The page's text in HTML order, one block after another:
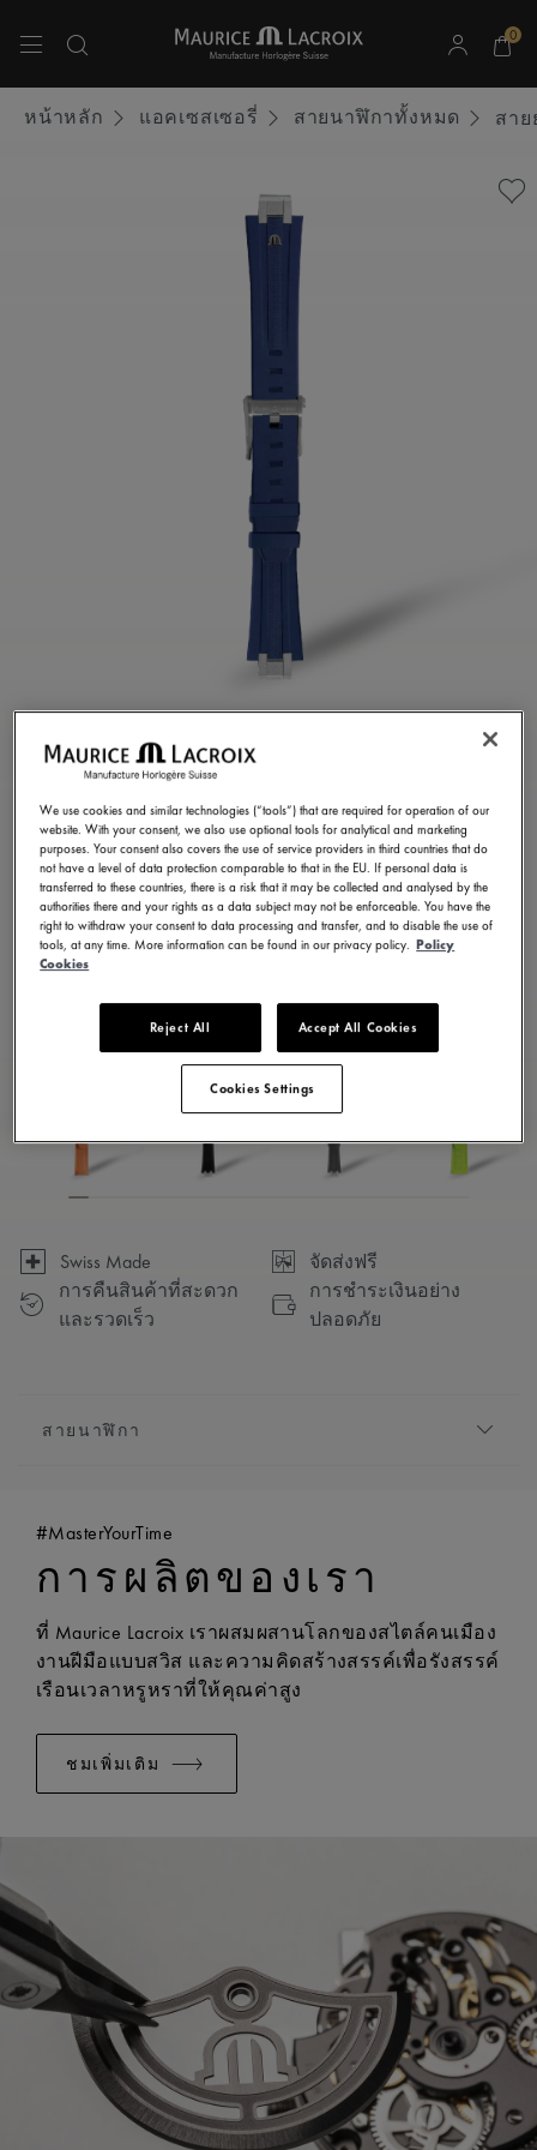
0
หน้าหลัก แอคเซสเซอรี่ สายนาฬิกาทั้งหมด สาย
สายยางสีน้ำเงิน
ML822-005024
8.600,00 ฿ รวมภาษีมูลค่าเพิ่ม (VAT)
ติดต่อเรา
มีให้เลือก 23 รูปแบบ
Swiss Made
จัดส่งฟรี
การคืนสินค้าที่สะดวก
และรวดเร็ว
การชำระเงินอย่าง
ปลอดภัย
สายนาฬิกา
ความเข้ากันได้:
AI6058 และ AI6158
ความกว้าง: 25 มม.
มีระบบเปลี่ยนแบบง่าย:
ใช่
#MasterYourTime
การผลิตของเรา
ที่ Maurice Lacroix เราผสมผสานโลกของสไตล์คนเมือง
งานฝีมือแบบสวิส และความคิดสร้างสรรค์เพื่อรังสรรค์
เรือนเวลาหรูหราที่ให้คุณค่าสูง
ชมเพิ่มเติม
We use cookies and similar technologies (“tools”) that are required for operation of our
website. With your consent, we also use optional tools for analytical and marketing
purposes. Your consent also covers the use of service providers in third countries that do
not have a level of data protection comparable to that in the EU. If personal data is
transferred to these countries, there is a risk that it may be collected and analysed by the
authorities there and your rights as a data subject may not be enforceable. You have the
right to withdraw your consent to data processing and transfer, and to disable the use of
tools, at any time. More information can be found in our privacy policy. Policy
Cookies
Reject All Accept All Cookies
Cookies Settings